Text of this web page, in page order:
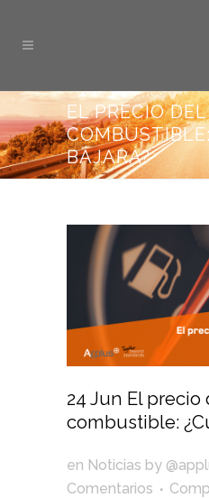
EL PRECIO DEL
BAJARÁ?
24 Jun El precio
combustible:
en Noticias by
Comentarios